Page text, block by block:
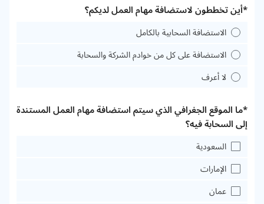
*أين تخططون لاستضافة مهام العمل لديكم؟
الاستضافة السحابية بالكامل
الاستضافة على كل من خوادم الشركة والسحابة
لا أعرف
*ما الموقع الجغرافي الذي سيتم استضافة مهام العمل المستندة
إلى السحابة فيه؟
السعودية
الإمارات
عمان